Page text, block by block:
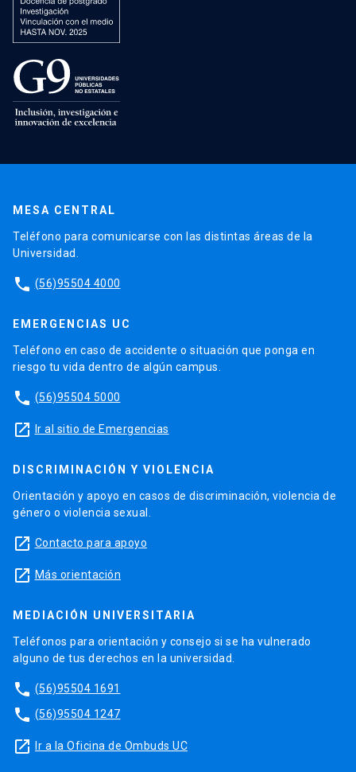
MESA CENTRAL
Teléfono para comunicarse con las distintas áreas de la
Universidad.
phone (56)95504 4000
EMERGENCIAS UC
Teléfono en caso de accidente o situación que ponga en
riesgo tu vida dentro de algún campus.
phone (56)95504 5000
launch Ir al sitio de Emergencias
DISCRIMINACIÓN Y VIOLENCIA
Orientación y apoyo en casos de discriminación, violencia de
género o violencia sexual.
launch Contacto para apoyo
launch Más orientación
MEDIACIÓN UNIVERSITARIA
Teléfonos para orientación y consejo si se ha vulnerado
alguno de tus derechos en la universidad.
phone (56)95504 1691
phone (56)95504 1247
launch Ir a la Oficina de Ombuds UC